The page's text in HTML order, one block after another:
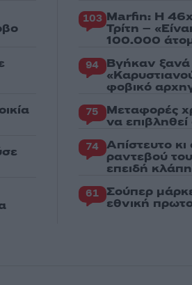
103 Marfin: Η
Τρίτη –
100.000
94 Βγήκαν ξανά
φοβικό
75 Μεταφορές
να επιβληθεί
74 Απίστευτο
ραντεβού
επειδή
61 Σούπερ
εθνική